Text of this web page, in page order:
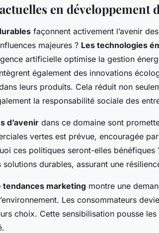
en développement
façonnent activement l’avenir
majeures ? Les technologies
artificielle optimise la gestion
également des innovations
leurs produits. Cela réduit non
la responsabilité sociale des
d’avenir dans ce domaine sont
vertes est prévue, encouragée
ces politiques seront-elles bénéfiques
solutions durables, assurant une
tendances marketing montre une
Les consommateurs
choix. Cette sensibilisation pousse les